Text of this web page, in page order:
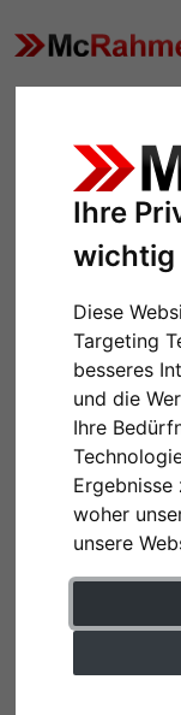
Ihre
wichtig
Diese
Targeting
besseres
und die
Ihre
Ergebnisse
woher
unsere
Zurück